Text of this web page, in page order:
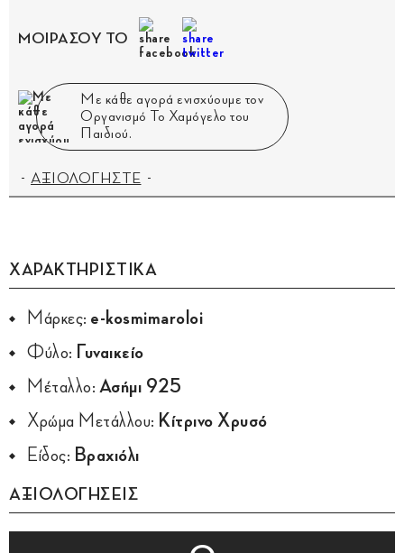
ΜΟΙΡΑΣΟΥ ΤΟ
Με κάθε αγορά ενισχύουμε τον
Οργανισμό Το Χαμόγελο του
Παιδιού.
ΑΞΙΟΛΟΓΗΣΤΕ
ΧΑΡΑΚΤΗΡΙΣΤΙΚΑ
Μάρκες: e-kosmimaroloi
Φύλο:
Γυναικείο
Μέταλλο: Ασήμι 925
Χρώμα Μετάλλου: Κίτρινο Χρυσό
Είδος: Βραχιόλι
ΑΞΙΟΛΟΓΗΣΕΙΣ